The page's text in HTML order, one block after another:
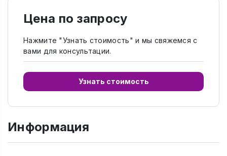
Цена по запросу
Нажмите "Узнать стоимость" и мы свяжемся с
вами для консультации.
Узнать стоимость
Информация